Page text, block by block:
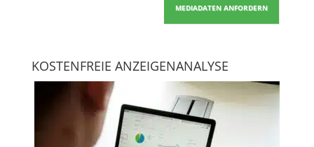
MEDIADATEN ANFORDERN
KOSTENFREIE ANZEIGENANALYSE